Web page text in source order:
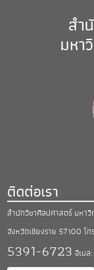
สำ
มหา
ติดต่อเรา
สำนักวิชาศิลปศาสตร์ มหา
จังหวัดเชียงราย 57100 โ
5391-6723 อีเมล: